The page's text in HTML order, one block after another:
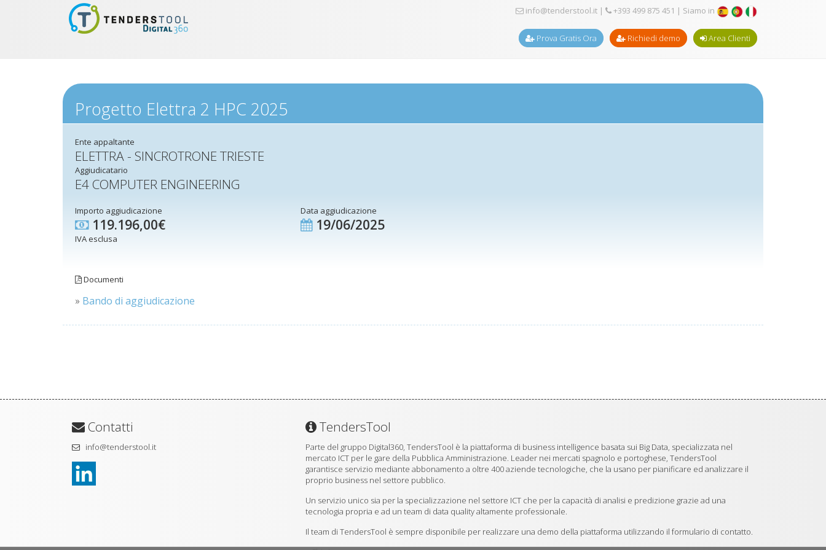
info@tenderstool.it | +393 499 875 451 | Siamo in
Prova Gratis Ora Richiedi demo Area Clienti
Progetto Elettra 2 HPC 2025
Ente appaltante
ELETTRA - SINCROTRONE TRIESTE
Aggiudicatario
E4 COMPUTER ENGINEERING
Importo aggiudicazione
119.196,00€
IVA esclusa
Data aggiudicazione
19/06/2025
Documenti
» Bando di aggiudicazione
Contatti
info@tenderstool.it
TendersTool
Parte del gruppo Digital360, TendersTool è la piattaforma di business intelligence basata sui Big Data, specializzata nel
mercato ICT per le gare della Pubblica Amministrazione. Leader nei mercati spagnolo e portoghese, TendersTool
garantisce servizio mediante abbonamento a oltre 400 aziende tecnologiche, che la usano per pianificare ed analizzare il
proprio business nel settore pubblico.
Un servizio unico sia per la specializzazione nel settore ICT che per la capacità di analisi e predizione grazie ad una
tecnologia propria e ad un team di data quality altamente professionale.
Il team di TendersTool è sempre disponibile per realizzare una demo della piattaforma utilizzando il formulario di contatto.